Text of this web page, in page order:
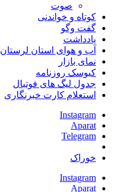
صوت
کوتاه و خواندنی
گفت وگو
یادداشت
آب و هوای استان لرستان
نمای بازار
کیوسک روزنامه
جدول لیگ های فوتبال
استعلام کارت خبرنگاری
Instagram
Aparat
Telegram
خوراک
Instagram
Aparat